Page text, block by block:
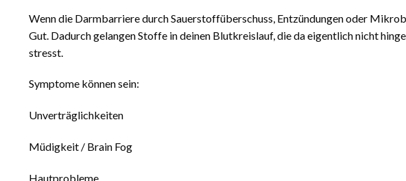
Wenn die Darmbarriere durch Sauerstoffüberschuss, Entzündungen oder
Gut. Dadurch gelangen Stoffe in deinen Blutkreislauf, die da eigentlich nicht
stresst.
Symptome können sein:
Unverträglichkeiten
Müdigkeit / Brain Fog
Hautprobleme